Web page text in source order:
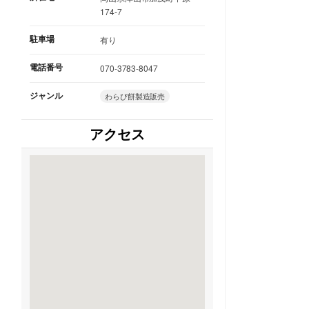
174-7
駐車場 有り
電話番号 070-3783-8047
ジャンル わらび餅製造販売
アクセス